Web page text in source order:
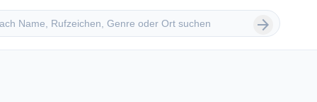
arrow_forward